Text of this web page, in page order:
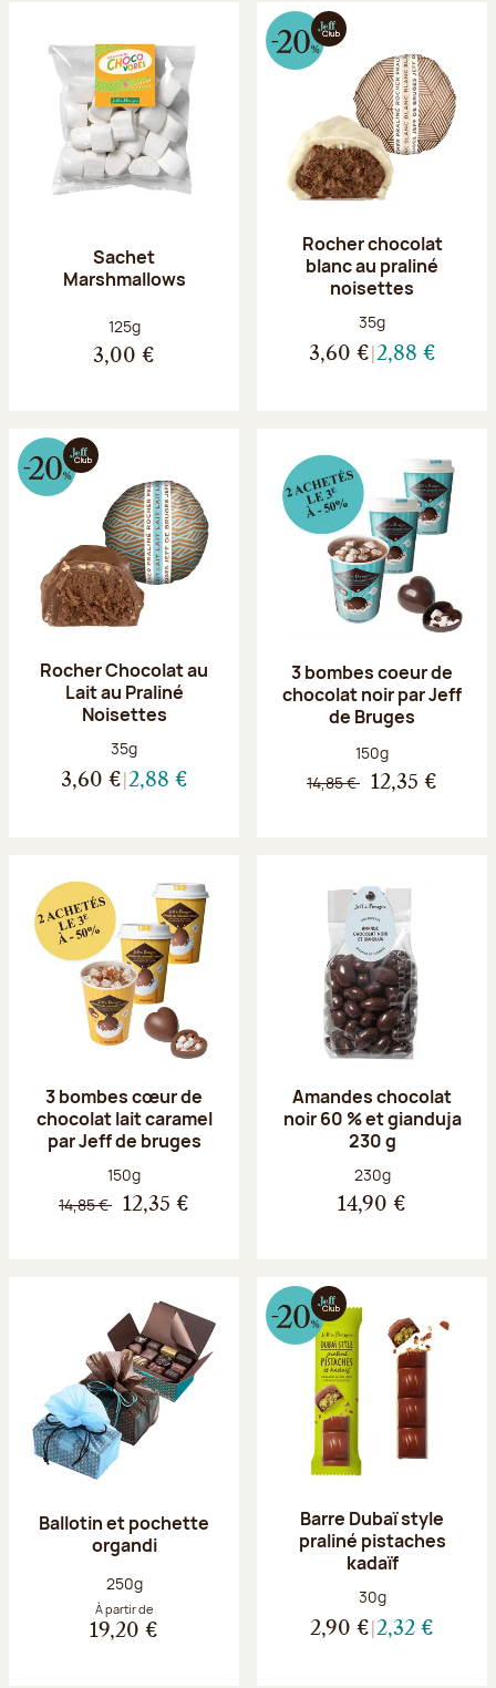
Sachet
Marshmallows
Poids net :
125g
3,00 €
Rocher chocolat
blanc au praliné
noisettes
Poids net :
35g
3,60 € 2,88 €
Rocher Chocolat au
Lait au Praliné
Noisettes
Poids net :
35g
3,60 € 2,88 €
3 bombes coeur de
chocolat noir par Jeff
de Bruges
Poids net :
150g
14,85 € 12,35 €
3 bombes cœur de
chocolat lait caramel
par Jeff de bruges
Poids net :
150g
14,85 € 12,35 €
Amandes chocolat
noir 60 % et gianduja
230 g
Poids net :
230g
14,90 €
Ballotin et pochette
organdi
Poids net :
250g
À partir de
19,20 €
Barre Dubaï style
praliné pistaches
kadaïf
Poids net :
30g
2,90 € 2,32 €